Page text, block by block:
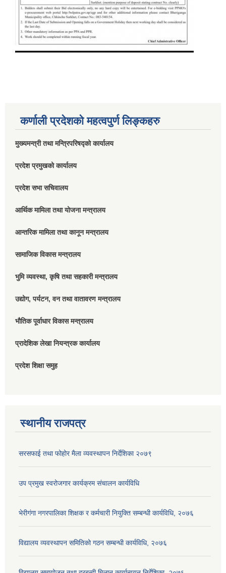
कर्णाली प्रदेशको महत्वपुर्ण लिङ्कहरु
मुख्यमन्त्री तथा मन्त्रिपरिषद्को कार्यालय
प्रदेश प्रमुखको कार्यालय
प्रदेश सभा सचिवालय
आर्थिक मामिला तथा योजना मन्त्रालय
आन्तरिक मामिला तथा कानून मन्त्रालय
सामाजिक विकास मन्त्रालय
भुमि व्यवस्था, कृषि तथा सहकारी मन्त्रालय
उद्योग, पर्यटन, वन तथा वातावरण मन्त्रालय
भौतिक पूर्वाधार विकास मन्त्रालय
प्रादेशिक लेखा नियन्त्रक कार्यालय
प्रदेश शिक्षा समुह
स्थानीय राजपत्र
सरसफाई तथा फोहोर मैला व्यवस्थापन निर्देशिका २०७९
उप प्रमुख स्वरोजगार कार्यक्रम संचालन कार्यविधि
भेरीगंगा नगरपालिका शिक्षक र कर्मचारी नियुक्ति सम्बन्धी कार्यविधि, २०७६
विद्यालय व्यवस्थापन समितिको गठन सम्बन्धी कार्यविधि, २०७६